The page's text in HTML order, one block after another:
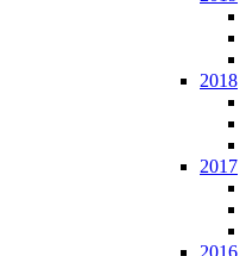
2018
2017
2016